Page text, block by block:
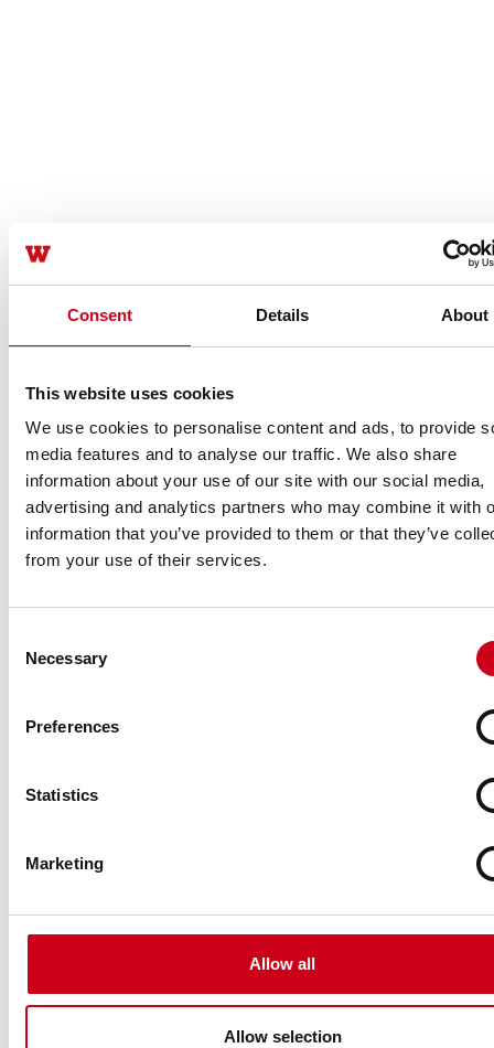
Consent Details About
This website uses cookies
We use cookies to personalise content and ads, to provide
media features and to analyse our traffic. We also share
information about your use of our site with our social media,
advertising and analytics partners who may combine it with
information that you’ve provided to them or that they’ve
from your use of their services.
Selection
Necessary
Preferences
Statistics
Marketing
Allow all
Allow selection